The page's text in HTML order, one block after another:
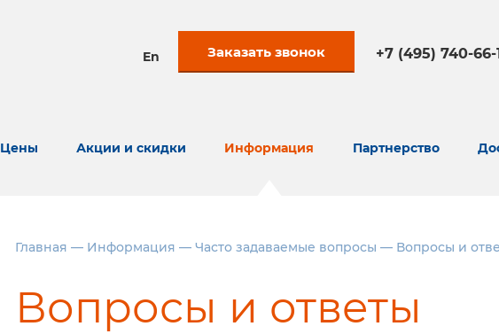
En Заказать звонок +7 (495) 740-66-
Цены Акции и скидки Информация Партнерство
Главная — Информация — Часто задаваемые вопросы — Вопросы и
Вопросы и ответы